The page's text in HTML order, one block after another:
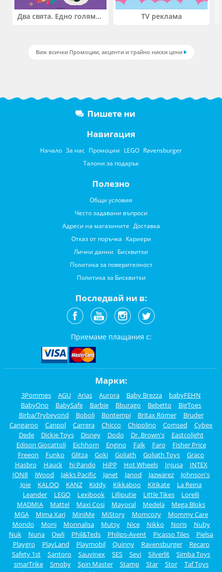
Два свята. Едно голямо приключение. Купи 2 продукта LEGO® Friends и/или LEGO® Minecraft и вземи -27% TV реклама
Виж всички Промоции, акценти и трайно ниски цени
Пишете ни
Навигация
Начало За нас Промоции LEGO Ravensburger
Талони за подарък
Полезно
Общи условия
Често задавани въпроси
Адреси на магазините Доставка
Отказ от поръчка Кариери
Лични данни Бисквитки
Политика за поверителност
Политика за Бисквитки
Последвай ни в:
Приемаме плащания с:
Марки:
3Pommes AGU Arias Aurora Baby Brezza
babyFEHN
BabyOno
BabySafe Barbie Bburago Bebetto
BigToes
Birba/Trybeyond
Boboli Bontempi Britax Römer
Bruder
Cangaroo
Canpol Carrera Chicco Chipolino Comsed
Cybex
Dede
Dickie Toys Disney Dodo Dr. Brown's
Eastcolight
Edison Giocattoli
Eichhorn Engino Falk Faro
Fisher Price
Freeon
Funko Glitza Goki Goliath Goliath Toys
Graco
Hasbro
Hauck hi Pando HiPP Hot Wheels Injusa
INTEX
ION8
iWood Jakks Pacific Janet Janod Jazwarez
Johnson's
Joie
KALOO KANZ Kiddy Kikkaboo Kitikate
La Reina
Leander
LEGO Lexibook Lilliputie Little Tikes
Lorelli
MADMIA
Mattel Maxi Cosi Mayoral Medela
Mega Bloks
MGA
Mima Xari MiniMe MiStory Momcozy
Mommy Care
Mondo
Moni Monnalisa Mutsy Nice Nikko Noris
Nuby
Nuk
Nuna Owli Phil&Teds Philips-Avent Picasso Tiles
Pielsa
Playgro
PlayLand Playmobil Quinny Ravensburger
Recaro
Safety 1st
Santoro Sauvinex SES Sevi Silverlit
Simba Toys
smarTrike
Smoby Spin Master Stamp Star Stor
Taf Toys